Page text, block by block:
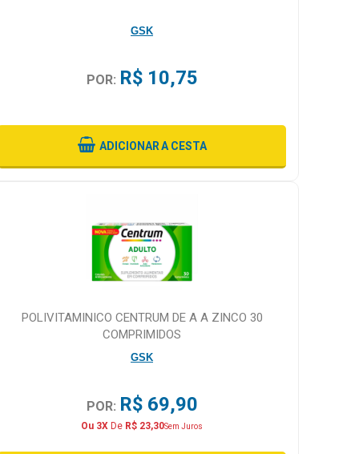
GSK
POR: R$ 10,75
ADICIONARA CESTA
POLIVITAMINICO CENTRUM DE A A ZINCO 30
COMPRIMIDOS
GSK
POR: R$ 69,90
Ou 3X De R$ 23,30Sem Juros